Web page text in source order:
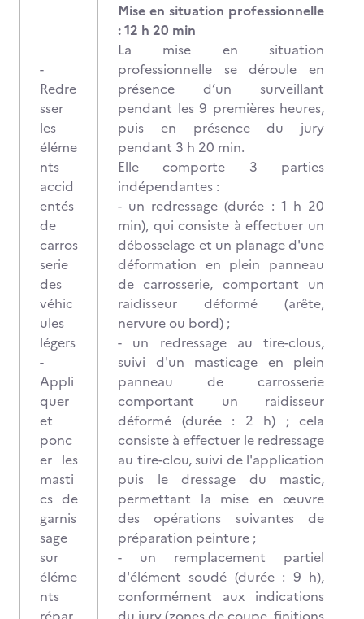
-
Redre
sser
les
éléme
nts
accid
entés
de
carros
serie
des
véhic
ules
légers
-
Appli
quer
et
ponc
er les
masti
cs de
garnis
sage
sur
éléme
nts
Mise en situation professionnelle
: 12 h 20 min
La mise en situation
professionnelle se déroule en
présence d’un surveillant
pendant les 9 premières heures,
puis en présence du jury
pendant 3 h 20 min.
Elle comporte 3 parties
indépendantes :
- un redressage (durée : 1 h 20
min), qui consiste à effectuer un
débosselage et un planage d'une
déformation en plein panneau
de carrosserie, comportant un
raidisseur déformé (arête,
nervure ou bord) ;
- un redressage au tire-clous,
suivi d'un masticage en plein
panneau de carrosserie
comportant un raidisseur
déformé (durée : 2 h) ; cela
consiste à effectuer le redressage
au tire-clou, suivi de l'application
puis le dressage du mastic,
permettant la mise en œuvre
des opérations suivantes de
préparation peinture ;
- un remplacement partiel
d'élément soudé (durée : 9 h),
conformément aux indications